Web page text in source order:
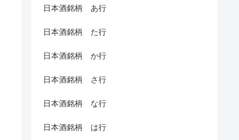
日本酒銘柄 あ行
日本酒銘柄 た行
日本酒銘柄 か行
日本酒銘柄 さ行
日本酒銘柄 な行
日本酒銘柄 は行